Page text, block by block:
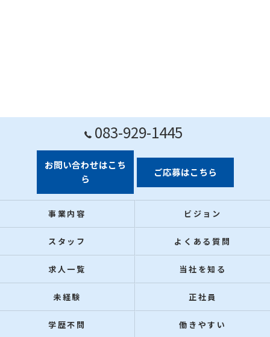
083-929-1445
お問い合わせはこち
ら
ご応募はこちら
事業内容 ビジョン
スタッフ よくある質問
求人一覧 当社を知る
未経験 正社員
学歴不問 働きやすい